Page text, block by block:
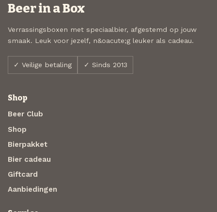
Beer in a Box
Verrassingsboxen met speciaalbier, afgestemd op jouw
smaak. Leuk voor jezelf, n&oacute;g leuker als cadeau.
✓ Veilige betaling ✓ Sinds 2013
Shop
Beer Club
Shop
Bierpakket
Bier cadeau
Giftcard
Aanbiedingen